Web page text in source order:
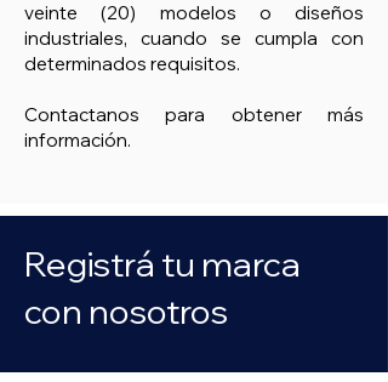
veinte (20) modelos o diseños
industriales, cuando se cumpla con
determinados requisitos.
Contactanos para obtener más
información.
Registrá tu marca
con nosotros